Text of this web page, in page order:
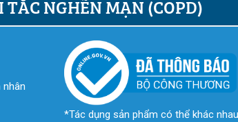
TẮC NGHẼN MẠN (COPD)
nhân
*Tác dụng sản phẩm có thể khác